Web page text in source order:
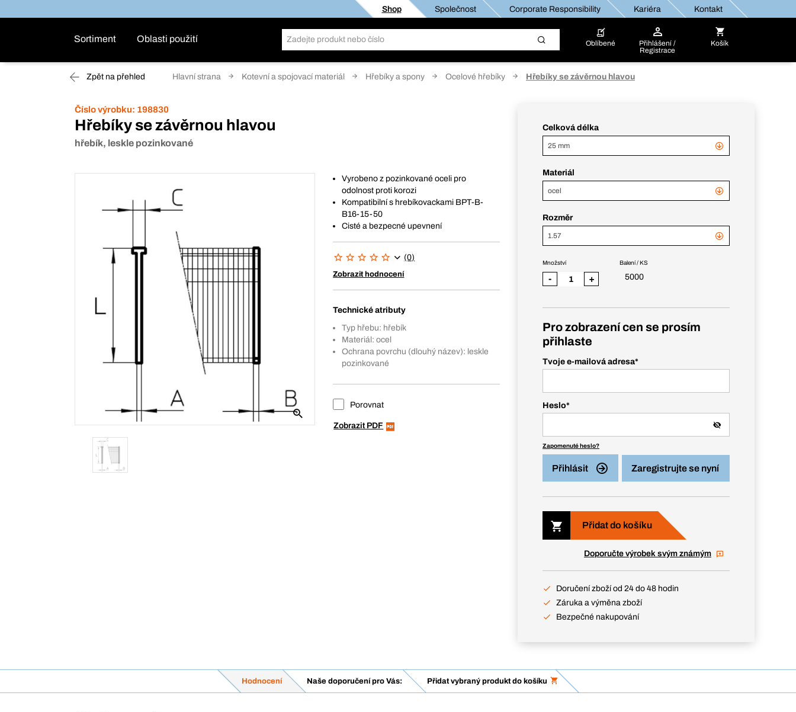
Shop Společnost Corporate Responsibility Kariéra Kontakt
Sortiment Oblasti použití Oblíbené
Přihlášení /
Registrace
Košík
Zpět na přehled Hlavní strana Kotevní a spojovací materiál Hřebíky a spony Ocelové hřebíky Hřebíky se závěrnou hlavou
Číslo výrobku: 198830
Hřebíky se závěrnou hlavou
hřebík, leskle pozinkované
Vyrobeno z pozinkované oceli pro
odolnost proti korozi
Kompatibilní s hrebíkovackami BPT-B-
B16-15-50
Cisté a bezpecné upevnení
(0)
Zobrazit hodnocení
Technické atributy
Typ hřebu: hřebík
Materiál: ocel
Ochrana povrchu (dlouhý název): leskle
pozinkované
Porovnat
Zobrazit PDF
Celková délka
25 mm
Materiál
ocel
Rozměr
1.57
Balení / KS
5000
Množství
- +
Pro zobrazení cen se prosím
přihlaste
Tvoje e-mailová adresa*
Heslo*
Zapomenuté heslo?
Přihlásit Zaregistrujte se nyní
Přidat do košíku
Doporučte výrobek svým známým
Doručení zboží od 24 do 48 hodin
Záruka a výměna zboží
Bezpečné nakupování
Hodnocení Naše doporučení pro Vás: Přidat vybraný produkt do košíku